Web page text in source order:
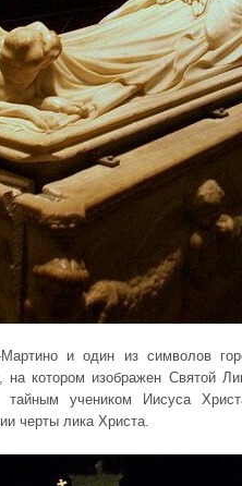
и один из символов
на котором изображен Святой
тайным учеником Иисуса
черты лика Христа.